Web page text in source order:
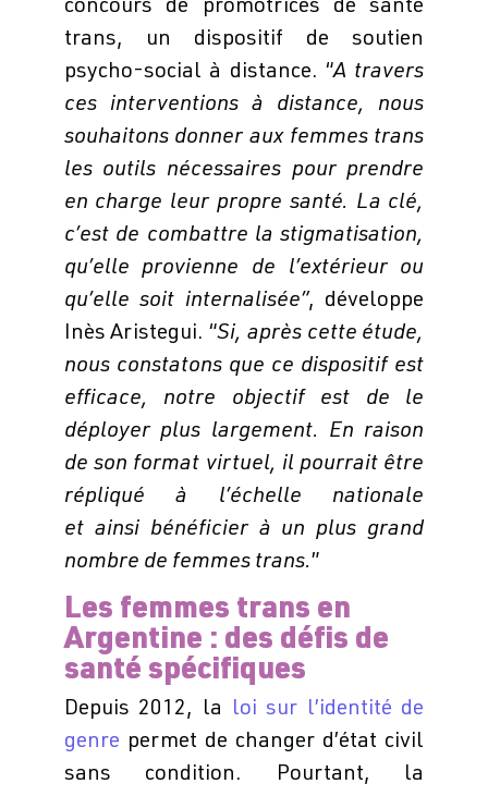
concours de promotrices de santé
trans, un dispositif de soutien
psycho-social à distance. “A travers
ces interventions à distance, nous
souhaitons donner aux femmes trans
les outils nécessaires pour prendre
en charge leur propre santé. La clé,
c’est de combattre la stigmatisation,
qu’elle provienne de l’extérieur ou
qu’elle soit internalisée”, développe
Inès Aristegui. “Si, après cette étude,
nous constatons que ce dispositif est
efficace, notre objectif est de le
déployer plus largement. En raison
de son format virtuel, il pourrait être
répliqué à l’échelle nationale
et ainsi bénéficier à un plus grand
nombre de femmes trans.”
Les femmes trans en
Argentine : des défis de
santé spécifiques
Depuis 2012, la loi sur l’identité de
genre permet de changer d’état civil
sans condition. Pourtant, la